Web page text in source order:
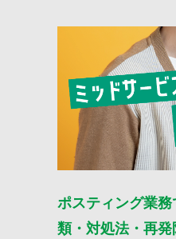
ポスティング業
類・対処法・再発